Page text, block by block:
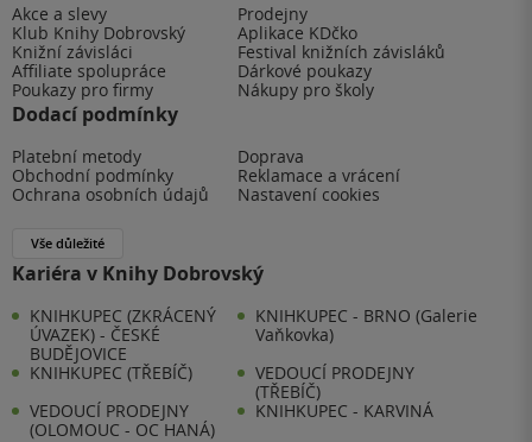
Akce a slevy
Prodejny
Klub Knihy Dobrovský
Aplikace KDčko
Knižní závisláci
Festival knižních závisláků
Affiliate spolupráce
Dárkové poukazy
Poukazy pro firmy
Nákupy pro školy
Dodací podmínky
Platební metody
Doprava
Obchodní podmínky
Reklamace a vrácení
Ochrana osobních údajů
Nastavení cookies
Vše důležité
Kariéra v Knihy Dobrovský
KNIHKUPEC (ZKRÁCENÝ
ÚVAZEK) - ČESKÉ
BUDĚJOVICE
KNIHKUPEC - BRNO (Galerie
Vaňkovka)
KNIHKUPEC (TŘEBÍČ)
VEDOUCÍ PRODEJNY
(TŘEBÍČ)
VEDOUCÍ PRODEJNY
(OLOMOUC - OC HANÁ)
KNIHKUPEC - KARVINÁ